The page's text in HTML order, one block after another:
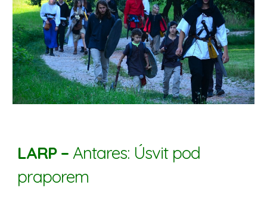
LARP – Antares: Úsvit pod
praporem